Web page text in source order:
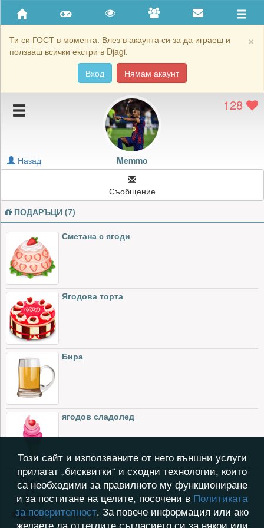
×
Ти си ГОСТ в момента. Влез в акаунта си за да играеш и
ползваш всички екстри в Djagi.
Вход
Нямам акаунт
Приятели
Хронология на игри
Подаръците на Memmo
Картичките на Memmo
Блокирай Memmo
128
Memmo
Назад
Съобщение
ПОДАРЪЦИ (7)
Сметана с ягоди
Ягодова торта
Бира
ягодов сладолед
Забавна мартеничка
Този сайт и използваните от него външни услуги
прилагат „бисквитки“ и сходни технологии, които
са необходими за правилното му функциониране
и за постигане на целите, посочени в Политиката
за поверителност. За повече информация или ако
желаете да оттеглите съгласието си за някои или